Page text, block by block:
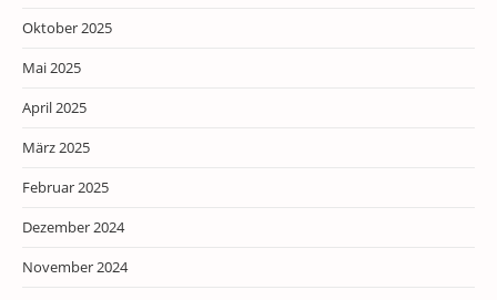
Oktober 2025
Mai 2025
April 2025
März 2025
Februar 2025
Dezember 2024
November 2024